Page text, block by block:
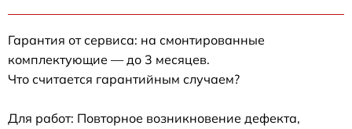
Гарантия от сервиса: на смонтированные
комплектующие — до 3 месяцев.
Что считается гарантийным случаем?
Для работ: Повторное возникновение дефекта,